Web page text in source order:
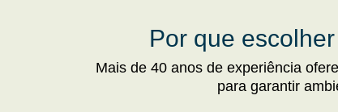
Por que
Mais de 40 anos de experiência
para garantir